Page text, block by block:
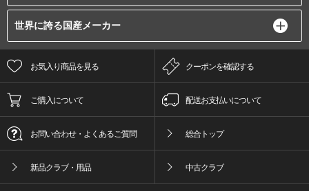
世界に誇る国産メーカー
お気入り商品を見る クーポンを確認する
ご購入について 配送お支払いについて
お問い合わせ・よくあるご質問 総合トップ
新品クラブ・用品 中古クラブ